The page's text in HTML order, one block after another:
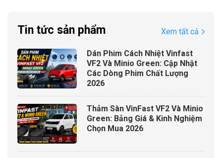
Tin tức sản phẩm Xem tất cả
Dán Phim Cách Nhiệt Vinfast
VF2 Và Minio Green: Cập Nhật
Các Dòng Phim Chất Lượng
2026
Thảm Sàn VinFast VF2 Và Minio
Green: Bảng Giá & Kinh Nghiệm
Chọn Mua 2026